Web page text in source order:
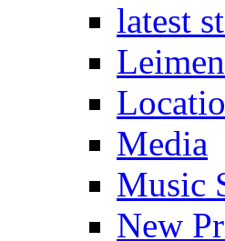
latest
Leimen
Media
Music
New